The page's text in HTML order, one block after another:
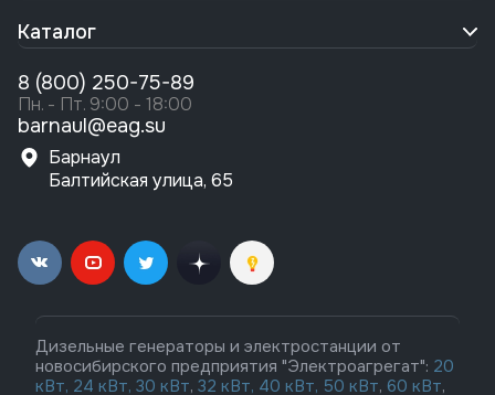
Каталог
8 (800) 250-75-89
Пн. - Пт. 9:00 - 18:00
barnaul@eag.su
Барнаул
Балтийская улица, 65
Дизельные генераторы и электростанции от
новосибирского предприятия "Электроагрегат": 20
кВт, 24 кВт, 30 кВт, 32 кВт, 40 кВт, 50 кВт, 60 кВт,